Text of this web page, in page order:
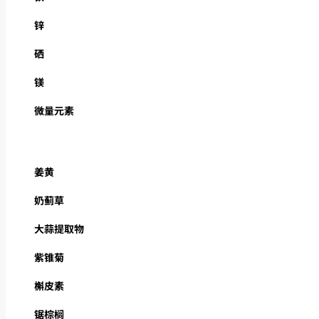
锌
硒
镁
微量元素
姜黄
奶蓟草
大蒜提取物
紫锥菊
槲皮素
锯棕榈